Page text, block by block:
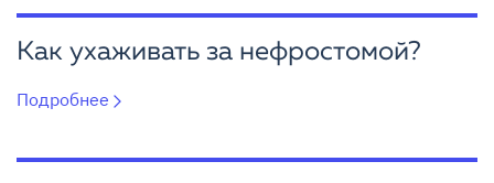
Как ухаживать за нефростомой?
Подробнее